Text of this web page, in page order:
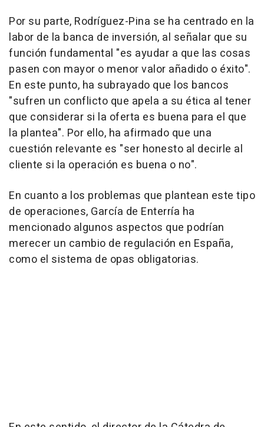
Por su parte, Rodríguez-Pina se ha centrado en la
labor de la banca de inversión, al señalar que su
función fundamental "es ayudar a que las cosas
pasen con mayor o menor valor añadido o éxito".
En este punto, ha subrayado que los bancos
"sufren un conflicto que apela a su ética al tener
que considerar si la oferta es buena para el que
la plantea". Por ello, ha afirmado que una
cuestión relevante es "ser honesto al decirle al
cliente si la operación es buena o no".
En cuanto a los problemas que plantean este tipo
de operaciones, García de Enterría ha
mencionado algunos aspectos que podrían
merecer un cambio de regulación en España,
como el sistema de opas obligatorias.